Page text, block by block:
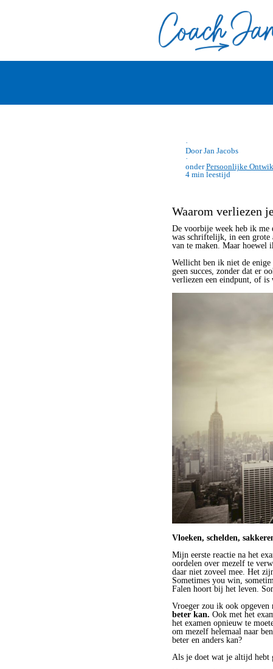
·
Door Jan Jacobs
·
onderPersoonlijke
4 min leestijd
Waarom verliezen
De voorbije week heb ik me
was schriftelijk, in een grote
van te maken. Maar hoewel
Wellicht ben ik niet de enige
geen succes, zonder dat er
verliezen een eindpunt, of is
Vloeken, schelden,
Mijn eerste reactie na het
oordelen over mezelf te
daar niet zoveel mee. Het
Sometimes you win,
Falen hoort bij het leven.
Vroeger zou ik ook opgeven
beter kan. Ook met het
het examen opnieuw te
om mezelf helemaal naar
beter en anders kan?
Als je doet wat je altijd hebt